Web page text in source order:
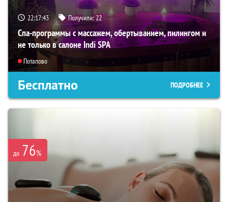
22:17:41 Получили:22
Спа-программы с массажем, обертыванием, пилингом и
не только в салоне Indi SPA
Потапово
Бесплатно ПОДРОБНЕЕ
до 76%